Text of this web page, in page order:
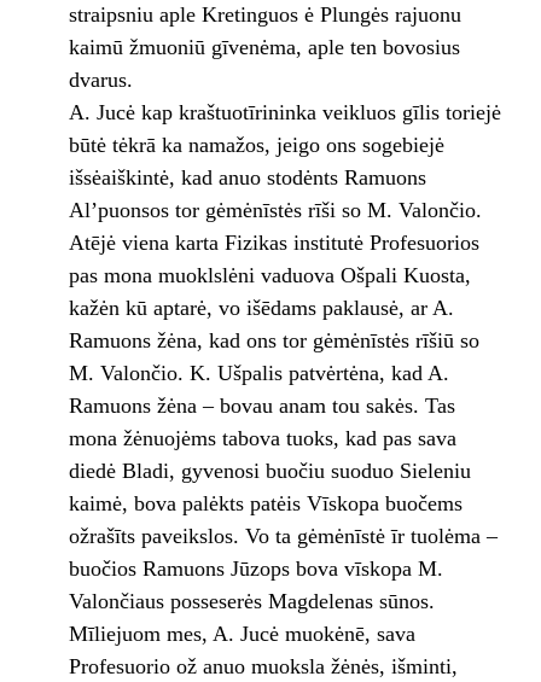
straipsniu aple Kretinguos ė Plungės rajuonu
kaimū žmuoniū gīvenėma, aple ten bovosius
dvarus.
A. Jucė kap kraštuotīrininka veikluos gīlis toriejė
būtė tėkrā ka namažos, jeigo ons sogebiejė
išsėaiškintė, kad anuo stodėnts Ramuons
Al’puonsos tor gėmėnīstės rīši so M. Valončio.
Atējė viena karta Fizikas institutė Profesuorios
pas mona muoklslėni vaduova Ošpali Kuosta,
kažėn kū aptarė, vo išēdams paklausė, ar A.
Ramuons žėna, kad ons tor gėmėnīstės rīšiū so
M. Valončio. K. Ušpalis patvėrtėna, kad A.
Ramuons žėna – bovau anam tou sakės. Tas
mona žėnuojėms tabova tuoks, kad pas sava
diedė Bladi, gyvenosi buočiu suoduo Sieleniu
kaimė, bova palėkts patėis Vīskopa buočems
ožrašīts paveikslos. Vo ta gėmėnīstė īr tuolėma –
buočios Ramuons Jūzops bova vīskopa M.
Valončiaus posseserės Magdelenas sūnos.
Mīliejuom mes, A. Jucė muokėnē, sava
Profesuorio ož anuo muoksla žėnės, išminti,